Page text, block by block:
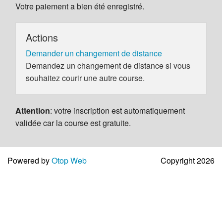
Votre paiement a bien été enregistré.
Actions
Demander un changement de distance
Demandez un changement de distance si vous
souhaitez courir une autre course.
Attention: votre inscription est automatiquement
validée car la course est gratuite.
Powered byOtop Web Copyright 2026